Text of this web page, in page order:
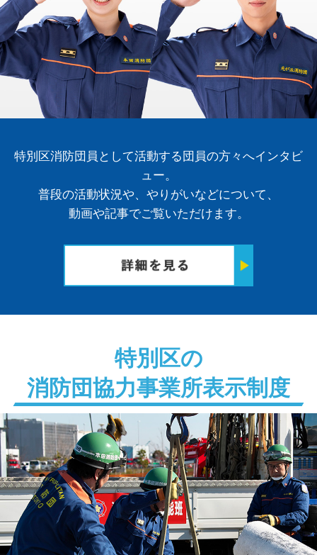
特別区消防団員として活動する団員の方々へインタビ
ュー。
普段の活動状況や、やりがいなどについて、
動画や記事でご覧いただけます。
特別区の
消防団協力事業所表示制度